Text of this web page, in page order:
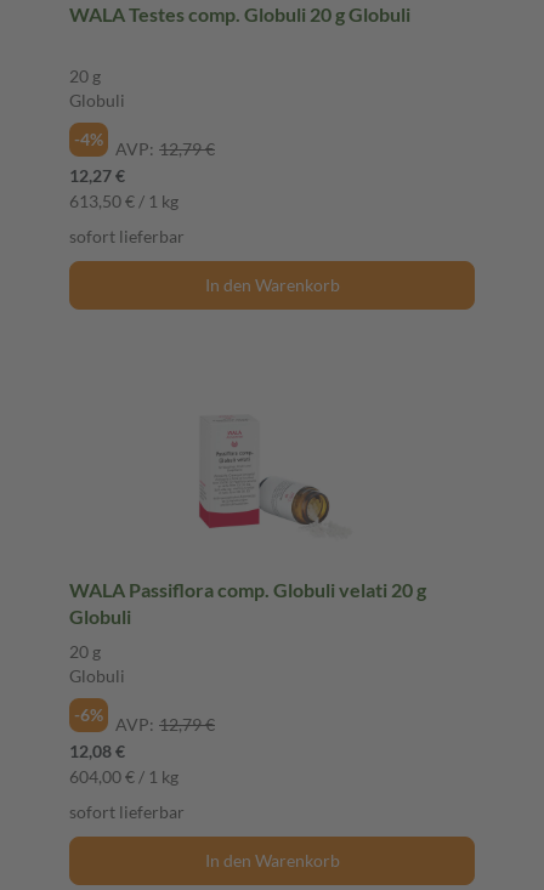
WALA Testes comp. Globuli 20 g Globuli
20 g
Globuli
-4%
AVP: 12,79 €
12,27 €
613,50 € / 1 kg
sofort lieferbar
In den Warenkorb
WALA Passiflora comp. Globuli velati 20 g
Globuli
20 g
Globuli
-6%
AVP: 12,79 €
12,08 €
604,00 € / 1 kg
sofort lieferbar
In den Warenkorb